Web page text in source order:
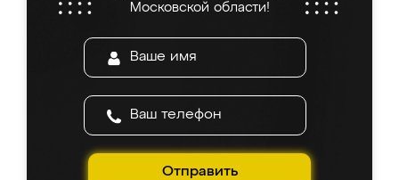
Московской области!
Отправить